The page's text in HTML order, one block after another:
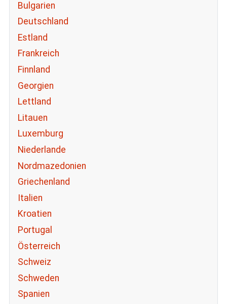
Bulgarien
Deutschland
Estland
Frankreich
Finnland
Georgien
Lettland
Litauen
Luxemburg
Niederlande
Nordmazedonien
Griechenland
Italien
Kroatien
Portugal
Österreich
Schweiz
Schweden
Spanien